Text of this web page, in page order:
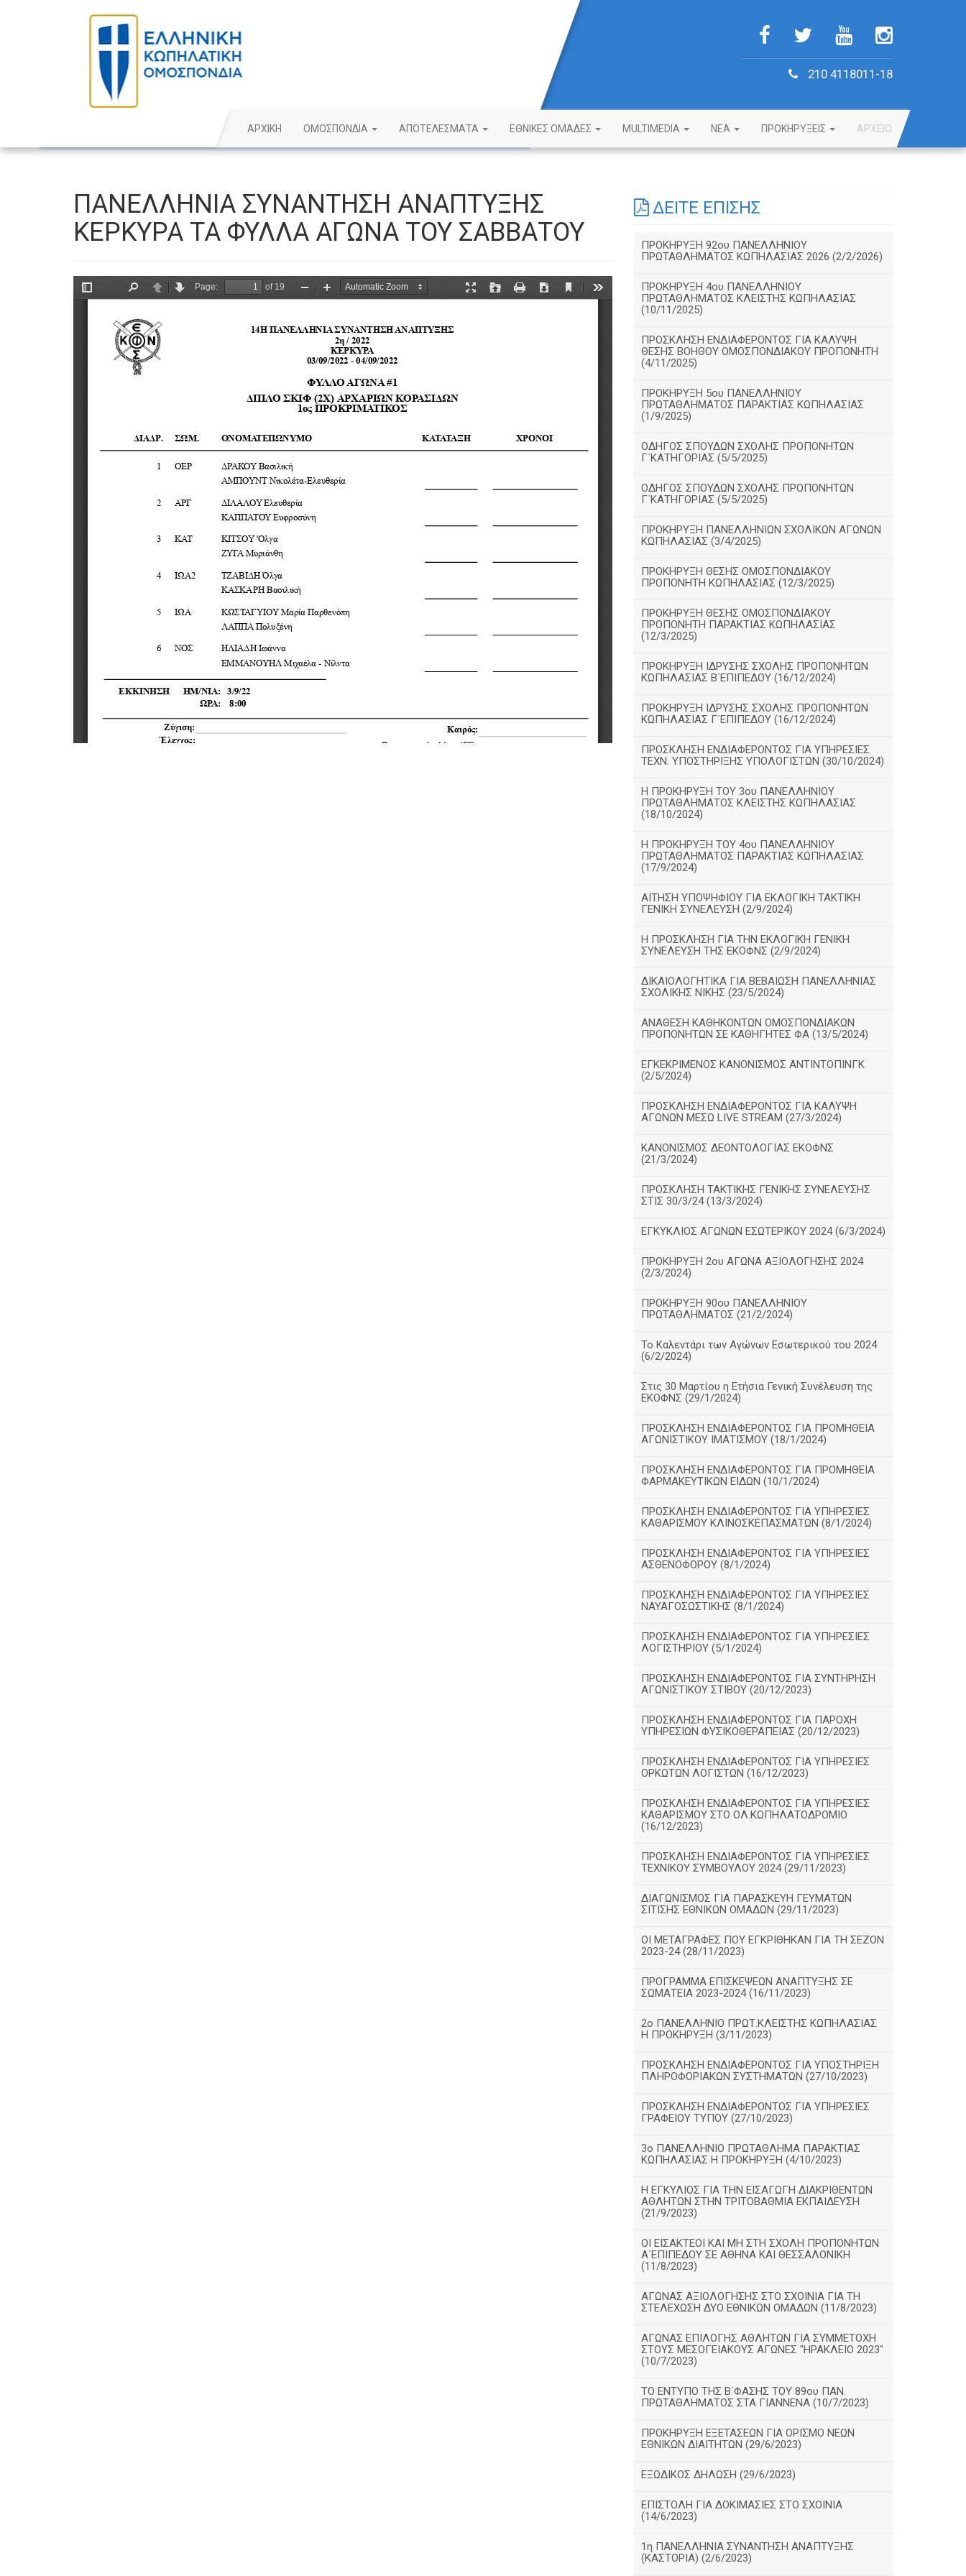
210 4118011-18
ΑΡΧΙΚΗ ΟΜΟΣΠΟΝΔΙΑ ΑΠΟΤΕΛΕΣΜΑΤΑ ΕΘΝΙΚΕΣ ΟΜΑΔΕΣ MULTIMEDIA NEA ΠΡΟΚΗΡΥΞΕΙΣ ΑΡΧΕΙΟ
ΠΑΝΕΛΛΗΝΙΑ ΣΥΝΑΝΤΗΣΗ ΑΝΑΠΤΥΞΗΣ
ΚΕΡΚΥΡΑ ΤΑ ΦΥΛΛΑ ΑΓΩΝΑ ΤΟΥ ΣΑΒΒΑΤΟΥ
ΔΕΙΤΕ ΕΠΙΣΗΣ
ΠΡΟΚΗΡΥΞΗ 92ου ΠΑΝΕΛΛΗΝΙΟΥ
ΠΡΩΤΑΘΛΗΜΑΤΟΣ ΚΩΠΗΛΑΣΙΑΣ 2026 (2/2/2026)
ΠΡΟΚΗΡΥΞΗ 4ου ΠΑΝΕΛΛΗΝΙΟΥ
ΠΡΩΤΑΘΛΗΜΑΤΟΣ ΚΛΕΙΣΤΗΣ ΚΩΠΗΛΑΣΙΑΣ
(10/11/2025)
ΠΡΟΣΚΛΗΣΗ ΕΝΔΙΑΦΕΡΟΝΤΟΣ ΓΙΑ ΚΑΛΥΨΗ
ΘΕΣΗΣ ΒΟΗΘΟΥ ΟΜΟΣΠΟΝΔΙΑΚΟΥ ΠΡΟΠΟΝΗΤΗ
(4/11/2025)
ΠΡΟΚΗΡΥΞΗ 5ου ΠΑΝΕΛΛΗΝΙΟΥ
ΠΡΩΤΑΘΛΗΜΑΤΟΣ ΠΑΡΑΚΤΙΑΣ ΚΩΠΗΛΑΣΙΑΣ
(1/9/2025)
ΟΔΗΓΟΣ ΣΠΟΥΔΩΝ ΣΧΟΛΗΣ ΠΡΟΠΟΝΗΤΩΝ
Γ΄ΚΑΤΗΓΟΡΙΑΣ (5/5/2025)
ΟΔΗΓΟΣ ΣΠΟΥΔΩΝ ΣΧΟΛΗΣ ΠΡΟΠΟΝΗΤΩΝ
Γ΄ΚΑΤΗΓΟΡΙΑΣ (5/5/2025)
ΠΡΟΚΗΡΥΞΗ ΠΑΝΕΛΛΗΝΙΩΝ ΣΧΟΛΙΚΩΝ ΑΓΩΝΩΝ
ΚΩΠΗΛΑΣΙΑΣ (3/4/2025)
ΠΡΟΚΗΡΥΞΗ ΘΕΣΗΣ ΟΜΟΣΠΟΝΔΙΑΚΟΥ
ΠΡΟΠΟΝΗΤΗ ΚΩΠΗΛΑΣΙΑΣ (12/3/2025)
ΠΡΟΚΗΡΥΞΗ ΘΕΣΗΣ ΟΜΟΣΠΟΝΔΙΑΚΟΥ
ΠΡΟΠΟΝΗΤΗ ΠΑΡΑΚΤΙΑΣ ΚΩΠΗΛΑΣΙΑΣ
(12/3/2025)
ΠΡΟΚΗΡΥΞΗ ΙΔΡΥΣΗΣ ΣΧΟΛΗΣ ΠΡΟΠΟΝΗΤΩΝ
ΚΩΠΗΛΑΣΙΑΣ Β΄ΕΠΙΠΕΔΟΥ (16/12/2024)
ΠΡΟΚΗΡΥΞΗ ΙΔΡΥΣΗΣ ΣΧΟΛΗΣ ΠΡΟΠΟΝΗΤΩΝ
ΚΩΠΗΛΑΣΙΑΣ Γ΄ΕΠΙΠΕΔΟΥ (16/12/2024)
ΠΡΟΣΚΛΗΣΗ ΕΝΔΙΑΦΕΡΟΝΤΟΣ ΓΙΑ ΥΠΗΡΕΣΙΕΣ
ΤΕΧΝ. ΥΠΟΣΤΗΡΙΞΗΣ ΥΠΟΛΟΓΙΣΤΩΝ (30/10/2024)
Η ΠΡΟΚΗΡΥΞΗ ΤΟΥ 3ου ΠΑΝΕΛΛΗΝΙΟΥ
ΠΡΩΤΑΘΛΗΜΑΤΟΣ ΚΛΕΙΣΤΗΣ ΚΩΠΗΛΑΣΙΑΣ
(18/10/2024)
Η ΠΡΟΚΗΡΥΞΗ ΤΟΥ 4ου ΠΑΝΕΛΛΗΝΙΟΥ
ΠΡΩΤΑΘΛΗΜΑΤΟΣ ΠΑΡΑΚΤΙΑΣ ΚΩΠΗΛΑΣΙΑΣ
(17/9/2024)
ΑΙΤΗΣΗ ΥΠΟΨΗΦΙΟΥ ΓΙΑ ΕΚΛΟΓΙΚΗ ΤΑΚΤΙΚΗ
ΓΕΝΙΚΗ ΣΥΝΕΛΕΥΣΗ (2/9/2024)
Η ΠΡΟΣΚΛΗΣΗ ΓΙΑ ΤΗΝ ΕΚΛΟΓΙΚΗ ΓΕΝΙΚΗ
ΣΥΝΕΛΕΥΣΗ ΤΗΣ ΕΚΟΦΝΣ (2/9/2024)
ΔΙΚΑΙΟΛΟΓΗΤΙΚΑ ΓΙΑ ΒΕΒΑΙΩΣΗ ΠΑΝΕΛΛΗΝΙΑΣ
ΣΧΟΛΙΚΗΣ ΝΙΚΗΣ (23/5/2024)
ΑΝΑΘΕΣΗ ΚΑΘΗΚΟΝΤΩΝ ΟΜΟΣΠΟΝΔΙΑΚΩΝ
ΠΡΟΠΟΝΗΤΩΝ ΣΕ ΚΑΘΗΓΗΤΕΣ ΦΑ (13/5/2024)
ΕΓΚΕΚΡΙΜΕΝΟΣ ΚΑΝΟΝΙΣΜΟΣ ΑΝΤΙΝΤΟΠΙΝΓΚ
(2/5/2024)
ΠΡΟΣΚΛΗΣΗ ΕΝΔΙΑΦΕΡΟΝΤΟΣ ΓΙΑ ΚΑΛΥΨΗ
ΑΓΩΝΩΝ ΜΕΣΩ LIVE STREAM (27/3/2024)
ΚΑΝΟΝΙΣΜΟΣ ΔΕΟΝΤΟΛΟΓΙΑΣ ΕΚΟΦΝΣ
(21/3/2024)
ΠΡΟΣΚΛΗΣΗ ΤΑΚΤΙΚΗΣ ΓΕΝΙΚΗΣ ΣΥΝΕΛΕΥΣΗΣ
ΣΤΙΣ 30/3/24 (13/3/2024)
ΕΓΚΥΚΛΙΟΣ ΑΓΩΝΩΝ ΕΣΩΤΕΡΙΚΟΥ 2024 (6/3/2024)
ΠΡΟΚΗΡΥΞΗ 2ου ΑΓΩΝΑ ΑΞΙΟΛΟΓΗΣΗΣ 2024
(2/3/2024)
ΠΡΟΚΗΡΥΞΗ 90ου ΠΑΝΕΛΛΗΝΙΟΥ
ΠΡΩΤΑΘΛΗΜΑΤΟΣ (21/2/2024)
Το Καλεντάρι των Αγώνων Εσωτερικού του 2024
(6/2/2024)
Στις 30 Μαρτίου η Ετήσια Γενική Συνέλευση της
ΕΚΟΦΝΣ (29/1/2024)
ΠΡΟΣΚΛΗΣΗ ΕΝΔΙΑΦΕΡΟΝΤΟΣ ΓΙΑ ΠΡΟΜΗΘΕΙΑ
ΑΓΩΝΙΣΤΙΚΟΥ ΙΜΑΤΙΣΜΟΥ (18/1/2024)
ΠΡΟΣΚΛΗΣΗ ΕΝΔΙΑΦΕΡΟΝΤΟΣ ΓΙΑ ΠΡΟΜΗΘΕΙΑ
ΦΑΡΜΑΚΕΥΤΙΚΩΝ ΕΙΔΩΝ (10/1/2024)
ΠΡΟΣΚΛΗΣΗ ΕΝΔΙΑΦΕΡΟΝΤΟΣ ΓΙΑ ΥΠΗΡΕΣΙΕΣ
ΚΑΘΑΡΙΣΜΟΥ ΚΛΙΝΟΣΚΕΠΑΣΜΑΤΩΝ (8/1/2024)
ΠΡΟΣΚΛΗΣΗ ΕΝΔΙΑΦΕΡΟΝΤΟΣ ΓΙΑ ΥΠΗΡΕΣΙΕΣ
ΑΣΘΕΝΟΦΟΡΟΥ (8/1/2024)
ΠΡΟΣΚΛΗΣΗ ΕΝΔΙΑΦΕΡΟΝΤΟΣ ΓΙΑ ΥΠΗΡΕΣΙΕΣ
ΝΑΥΑΓΟΣΩΣΤΙΚΗΣ (8/1/2024)
ΠΡΟΣΚΛΗΣΗ ΕΝΔΙΑΦΕΡΟΝΤΟΣ ΓΙΑ ΥΠΗΡΕΣΙΕΣ
ΛΟΓΙΣΤΗΡΙΟΥ (5/1/2024)
ΠΡΟΣΚΛΗΣΗ ΕΝΔΙΑΦΕΡΟΝΤΟΣ ΓΙΑ ΣΥΝΤΗΡΗΣΗ
ΑΓΩΝΙΣΤΙΚΟΥ ΣΤΙΒΟΥ (20/12/2023)
ΠΡΟΣΚΛΗΣΗ ΕΝΔΙΑΦΕΡΟΝΤΟΣ ΓΙΑ ΠΑΡΟΧΗ
ΥΠΗΡΕΣΙΩΝ ΦΥΣΙΚΟΘΕΡΑΠΕΙΑΣ (20/12/2023)
ΠΡΟΣΚΛΗΣΗ ΕΝΔΙΑΦΕΡΟΝΤΟΣ ΓΙΑ ΥΠΗΡΕΣΙΕΣ
ΟΡΚΩΤΩΝ ΛΟΓΙΣΤΩΝ (16/12/2023)
ΠΡΟΣΚΛΗΣΗ ΕΝΔΙΑΦΕΡΟΝΤΟΣ ΓΙΑ ΥΠΗΡΕΣΙΕΣ
ΚΑΘΑΡΙΣΜΟΥ ΣΤΟ ΟΛ.ΚΩΠΗΛΑΤΟΔΡΟΜΙΟ
(16/12/2023)
ΠΡΟΣΚΛΗΣΗ ΕΝΔΙΑΦΕΡΟΝΤΟΣ ΓΙΑ ΥΠΗΡΕΣΙΕΣ
ΤΕΧΝΙΚΟΥ ΣΥΜΒΟΥΛΟΥ 2024 (29/11/2023)
ΔΙΑΓΩΝΙΣΜΟΣ ΓΙΑ ΠΑΡΑΣΚΕΥΗ ΓΕΥΜΑΤΩΝ
ΣΙΤΙΣΗΣ ΕΘΝΙΚΩΝ ΟΜΑΔΩΝ (29/11/2023)
ΟΙ ΜΕΤΑΓΡΑΦΕΣ ΠΟΥ ΕΓΚΡΙΘΗΚΑΝ ΓΙΑ ΤΗ ΣΕΖΟΝ
2023-24 (28/11/2023)
ΠΡΟΓΡΑΜΜΑ ΕΠΙΣΚΕΨΕΩΝ ΑΝΑΠΤΥΞΗΣ ΣΕ
ΣΩΜΑΤΕΙΑ 2023-2024 (16/11/2023)
2ο ΠΑΝΕΛΛΗΝΙΟ ΠΡΩΤ.ΚΛΕΙΣΤΗΣ ΚΩΠΗΛΑΣΙΑΣ
Η ΠΡΟΚΗΡΥΞΗ (3/11/2023)
ΠΡΟΣΚΛΗΣΗ ΕΝΔΙΑΦΕΡΟΝΤΟΣ ΓΙΑ ΥΠΟΣΤΗΡΙΞΗ
ΠΛΗΡΟΦΟΡΙΑΚΩΝ ΣΥΣΤΗΜΑΤΩΝ (27/10/2023)
ΠΡΟΣΚΛΗΣΗ ΕΝΔΙΑΦΕΡΟΝΤΟΣ ΓΙΑ ΥΠΗΡΕΣΙΕΣ
ΓΡΑΦΕΙΟΥ ΤΥΠΟΥ (27/10/2023)
3ο ΠΑΝΕΛΛΗΝΙΟ ΠΡΩΤΑΘΛΗΜΑ ΠΑΡΑΚΤΙΑΣ
ΚΩΠΗΛΑΣΙΑΣ Η ΠΡΟΚΗΡΥΞΗ (4/10/2023)
Η ΕΓΚΥΛΙΟΣ ΓΙΑ ΤΗΝ ΕΙΣΑΓΩΓΗ ΔΙΑΚΡΙΘΕΝΤΩΝ
ΑΘΛΗΤΩΝ ΣΤΗΝ ΤΡΙΤΟΒΑΘΜΙΑ ΕΚΠΑΙΔΕΥΣΗ
(21/9/2023)
ΟΙ ΕΙΣΑΚΤΕΟΙ ΚΑΙ ΜΗ ΣΤΗ ΣΧΟΛΗ ΠΡΟΠΟΝΗΤΩΝ
Α΄ΕΠΙΠΕΔΟΥ ΣΕ ΑΘΗΝΑ ΚΑΙ ΘΕΣΣΑΛΟΝΙΚΗ
(11/8/2023)
ΑΓΩΝΑΣ ΑΞΙΟΛΟΓΗΣΗΣ ΣΤΟ ΣΧΟΙΝΙΑ ΓΙΑ ΤΗ
ΣΤΕΛΕΧΩΣΗ ΔΥΟ ΕΘΝΙΚΩΝ ΟΜΑΔΩΝ (11/8/2023)
ΑΓΩΝΑΣ ΕΠΙΛΟΓΗΣ ΑΘΛΗΤΩΝ ΓΙΑ ΣΥΜΜΕΤΟΧΗ
ΣΤΟΥΣ ΜΕΣΟΓΕΙΑΚΟΥΣ ΑΓΩΝΕΣ "ΗΡΑΚΛΕΙΟ 2023"
(10/7/2023)
ΤΟ ΕΝΤΥΠΟ ΤΗΣ Β΄ΦΑΣΗΣ ΤΟΥ 89ου ΠΑΝ.
ΠΡΩΤΑΘΛΗΜΑΤΟΣ ΣΤΑ ΓΙΑΝΝΕΝΑ (10/7/2023)
ΠΡΟΚΗΡΥΞΗ ΕΞΕΤΑΣΕΩΝ ΓΙΑ ΟΡΙΣΜΟ ΝΕΩΝ
ΕΘΝΙΚΩΝ ΔΙΑΙΤΗΤΩΝ (29/6/2023)
ΕΞΩΔΙΚΟΣ ΔΗΛΩΣΗ (29/6/2023)
ΕΠΙΣΤΟΛΗ ΓΙΑ ΔΟΚΙΜΑΣΙΕΣ ΣΤΟ ΣΧΟΙΝΙΑ
(14/6/2023)
1η ΠΑΝΕΛΛΗΝΙΑ ΣΥΝΑΝΤΗΣΗ ΑΝΑΠΤΥΞΗΣ
(ΚΑΣΤΟΡΙΑ) (2/6/2023)